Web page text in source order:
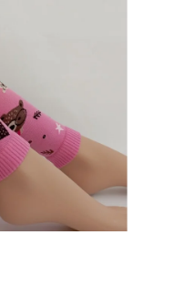
a platba
a výměnu